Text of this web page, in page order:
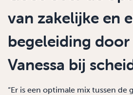
van zakelijke en
begeleiding
Vanessa bij
“Er is een optimale mix tussen de